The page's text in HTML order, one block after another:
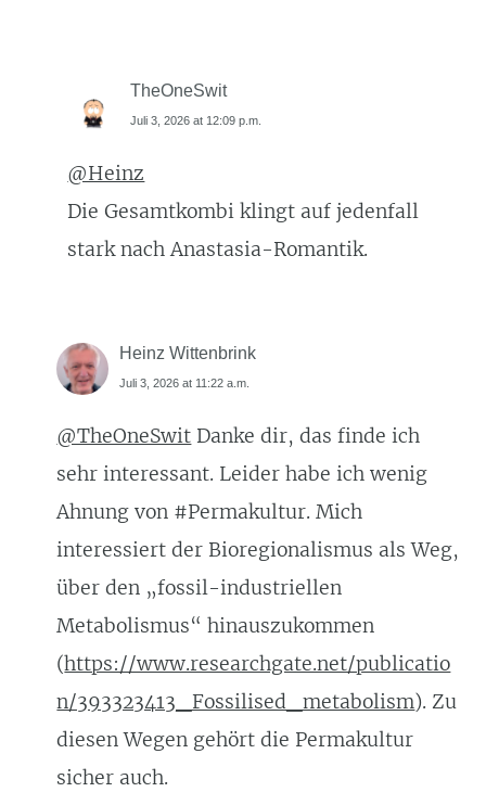
TheOneSwit
Juli 3, 2026 at 12:09 p.m.
@Heinz
Die Gesamtkombi klingt auf jedenfall
stark nach Anastasia-Romantik.
Heinz Wittenbrink
Juli 3, 2026 at 11:22 a.m.
@TheOneSwit Danke dir, das finde ich
sehr interessant. Leider habe ich wenig
Ahnung von #Permakultur. Mich
interessiert der Bioregionalismus als Weg,
über den „fossil-industriellen
Metabolismus“ hinauszukommen
(https://www.researchgate.net/publicatio
n/393323413_Fossilised_metabolism). Zu
diesen Wegen gehört die Permakultur
sicher auch.